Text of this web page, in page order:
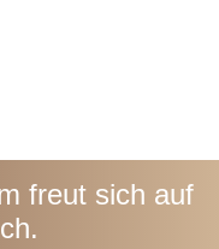
freut sich auf